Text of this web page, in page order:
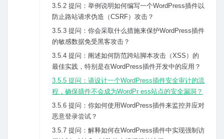
3.5.2 提问：举例说明如何编写⼀个WordPress插件以
防⽌路站请求伪造（CSRF）攻击？
3.5.3 提问：你会采取什么措施来保护WordPress插件
的敏感数据免受⿊客攻击？
3.5.4 提问：阐述如何防范跨站脚本攻击（XSS）的
最佳实践，特别是在WordPress插件开发中的应⽤？
3.5.5 提问：请设计⼀个WordPress插件安全审计的流
程，确保插件不会成为WordPr ess站点的安全漏洞？
3.5.6 提问：你如何使⽤WordPress插件来监控并应对
恶意登录尝试？
3.5.7 提问：解释如何在WordPress插件中实现强制访